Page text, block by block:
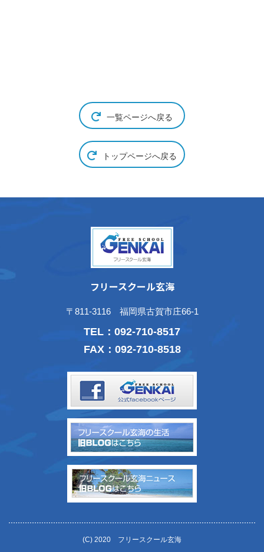
一覧ページへ戻る
トップページへ戻る
フリースクール玄海
〒811-3116 福岡県古賀市庄66-1
TEL： 092-710-8517
FAX：092-710-8518
(C) 2020 フリースクール玄海